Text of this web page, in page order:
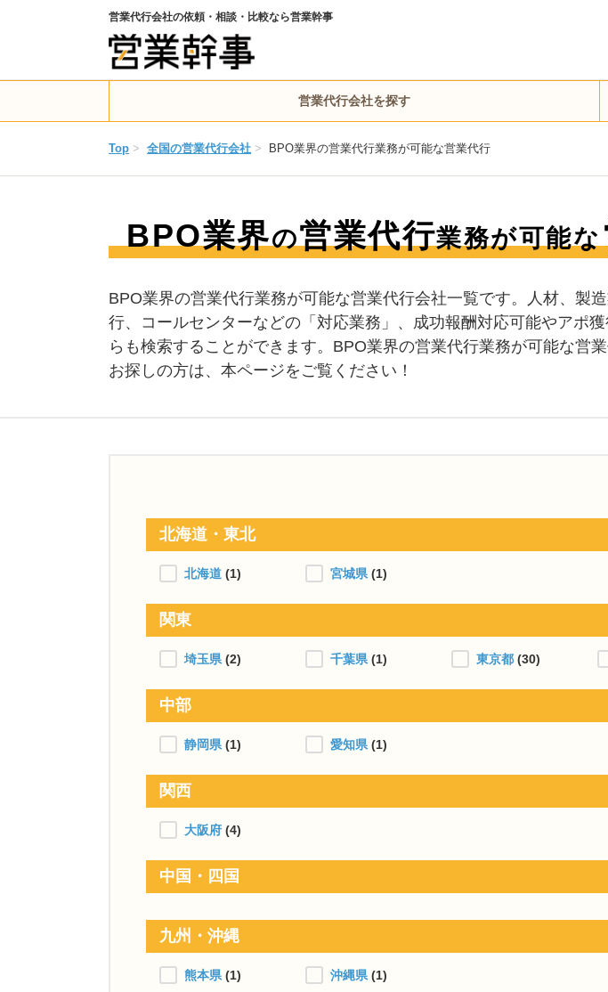
営業代行会社の依頼・相談・比較なら営業幹事
営業代行会社を探す
Top > 全国の営業代行会社 > BPO業界の営業代行業務が可能な営業代行
BPO業界の営業代行業務が可能な
BPO業界の営業代行業務が可能な営業代行会社一覧です。人材、製
行、コールセンターなどの「対応業務」、成功報酬対応可能やアポ
らも検索することができます。BPO業界の営業代行業務が可能な営
お探しの方は、本ページをご覧ください！
北海道・東北
北海道 (1) 宮城県 (1)
関東
埼玉県 (2) 千葉県 (1) 東京都 (30)
中部
静岡県 (1) 愛知県 (1)
関西
大阪府 (4)
中国・四国
九州・沖縄
熊本県 (1) 沖縄県 (1)